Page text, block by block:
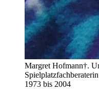
Margret Hofmann†.
1973 bis 2004